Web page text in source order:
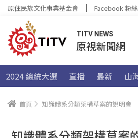
原住民族文化事業基金會 Facebook 粉
TITV NEWS
原視新聞網
2024 總統大選 直播 最新 山
首頁 知識體系分類架構草案的說明會